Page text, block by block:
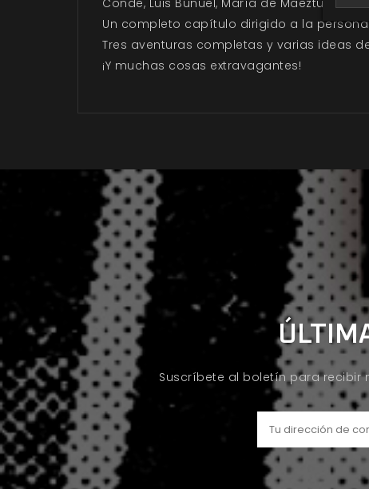
Conde, Luis Buñuel, María de Maeztu,
Un completo capítulo dirigido a la
Tres aventuras completas y varias ideas
¡Y muchas cosas extravagantes!
Suscríbete al boletín para recibir